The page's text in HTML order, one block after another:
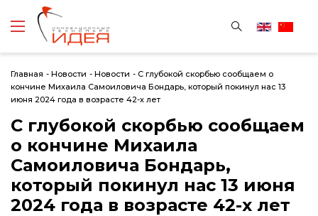
Главная - Новости - Новости - С глубокой скорбью сообщаем о
кончине Михаила Самоиловича Бондарь, который покинул нас 13
июня 2024 года в возрасте 42-х лет
С глубокой скорбью сообщаем
о кончине Михаила
Самоиловича Бондарь,
который покинул нас 13 июня
2024 года в возрасте 42-х лет